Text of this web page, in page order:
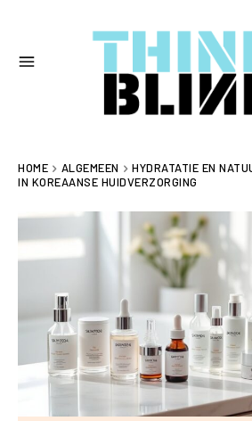
HOME ALGEMEEN
HYDRATATIE EN
IN KOREAANSE HUIDVERZORGING